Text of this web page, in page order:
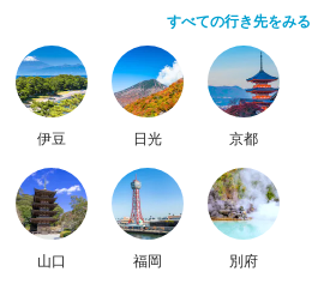
すべての行き先をみる
伊豆 日光 京都
山口 福岡 別府